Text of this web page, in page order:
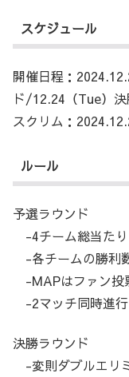
スケジュール
開催日程：
ド/12.24（Tue）
スクリム：
ルール
予選ラウンド
-4チーム総当たり
-各チームの勝利
-MAPはファン投
-2マッチ同時進行
決勝ラウンド
-変則ダブルエリ